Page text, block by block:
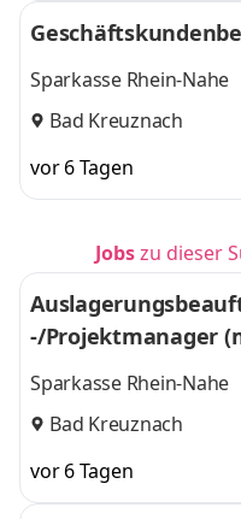
Sparkasse Rhein-Nahe
Bad Kreuznach
vor 6 Tagen
Jobszu dieser
-/Projektmanager
Sparkasse Rhein-Nahe
Bad Kreuznach
vor 6 Tagen